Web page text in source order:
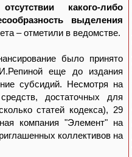
какого-либо
выделения
– отметили в ведомстве.
было принято
еще до издания
субсидий. Несмотря на
достаточных для
статей кодекса), 29
компания "Элемент" на
коллективов на